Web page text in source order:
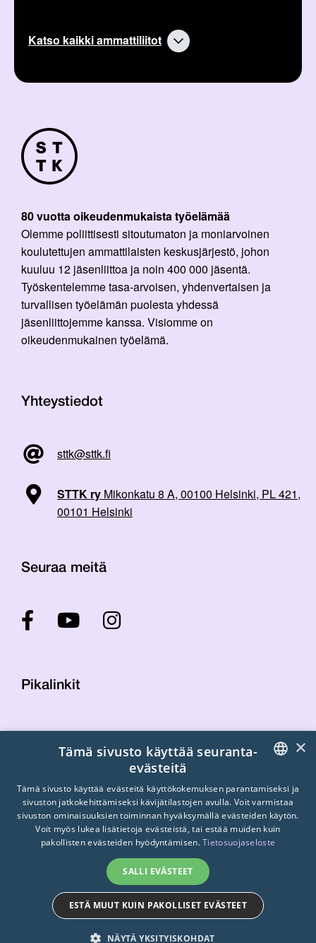
Katso kaikki ammattiliitot
80 vuotta oikeudenmukaista työelämää
Olemme poliittisesti sitoutumaton ja moniarvoinen
koulutettujen ammattilaisten keskusjärjestö, johon
kuuluu 12 jäsenliittoa ja noin 400 000 jäsentä.
Työskentelemme tasa-arvoisen, yhdenvertaisen ja
turvallisen työelämän puolesta yhdessä
jäsenliittojemme kanssa. Visiomme on
oikeudenmukainen työelämä.
Yhteystiedot
sttk@sttk.fi
STTK ry Mikonkatu 8 A, 00100 Helsinki, PL 421,
00101 Helsinki
Seuraa meitä
Pikalinkit
Laskutustiedot
Tietosuojaseloste
Turvallisemman tilan periaatteet
© 2026 STTK. Made with ❤ byAvoin.Systems
FINNISH
SWEDISH
×
Tämä sivusto käyttää seuranta-
evästeitä
Tämä sivusto käyttää evästeitä käyttökokemuksen parantamiseksi ja
sivuston jatkokehittämiseksi kävijätilastojen avulla. Voit varmistaa
sivuston ominaisuuksien toiminnan hyväksymällä evästeiden käytön.
Voit myös lukea lisätietoja evästeistä, tai estää muiden kuin
pakollisten evästeiden hyödyntämisen.Tietosuojaseloste
SALLI EVÄSTEET
ESTÄ MUUT KUIN PAKOLLISET EVÄSTEET
NÄYTÄ YKSITYISKOHDAT